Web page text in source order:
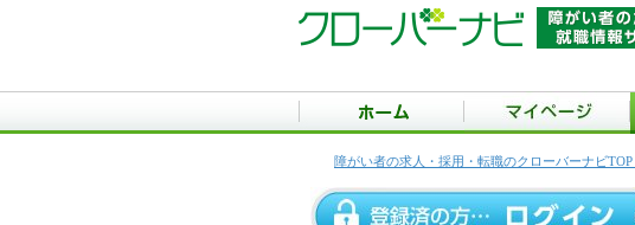
障がい者の求人・採用・転職のクローバーナビTOP